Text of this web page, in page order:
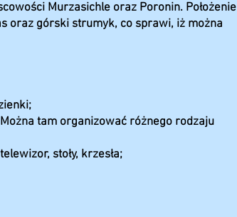
Murzasichle oraz Poronin. Położenie
oraz górski strumyk, co sprawi, iż można
tam organizować różnego rodzaju
stoły, krzesła;